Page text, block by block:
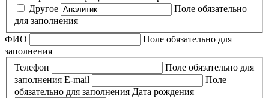
Другое
Поле обязательно
для заполнения
ФИО
Поле обязательно для
заполнения
Телефон
Поле обязательно для
заполнения E-mail
Поле
обязательно для заполнения Дата рождения